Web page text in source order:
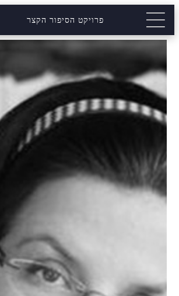
פרויקט הסיפור הקצר